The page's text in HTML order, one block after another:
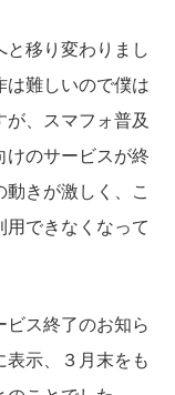
と移り変わりまし
は難しいので僕は
、スマフォ普及
けのサービスが終
きが激しく、こ
できなくなって
ス終了のお知ら
示、３月末をも